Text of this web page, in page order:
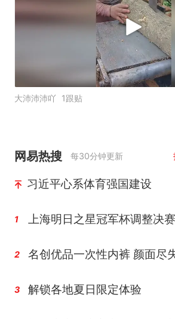
大沛沛沛吖 1跟贴
网易热搜 每30分钟更新
习近平心系体育强国建设
1
2 名创优品一次性内裤 颜面尽
3 解锁各地夏日限定体验